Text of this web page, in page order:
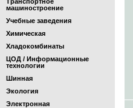
машиностроение
Учебные заведения
Химическая
Хладокомбинаты
ЦОД / Информационные
технологии
Шинная
Экология
Электронная